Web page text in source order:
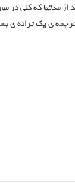
از مدتها که کلی در
ی یک ترانه ی